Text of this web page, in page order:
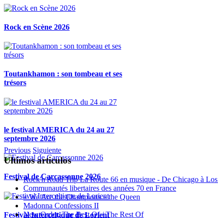
Rock en Scène 2026
Toutankhamon : son tombeau et ses
trésors
le festival AMERICA du 24 au 27
septembre 2026
Festival de Carcassonne 2026
Festival Interceltique de Lorient
Previous Siguiente
Ultimos articulos
Rock'n'Road Trip La Route 66 en musique - De Chicago à
Communautés libertaires des années 70 en France
« We Are the Champions » the Queen
Madonna Confessions II
New Order, The Best Of / The Rest Of